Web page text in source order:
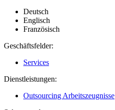
Deutsch
Englisch
Französisch
Geschäftsfelder:
Services
Dienstleistungen:
Outsourcing Arbeitszeugnisse